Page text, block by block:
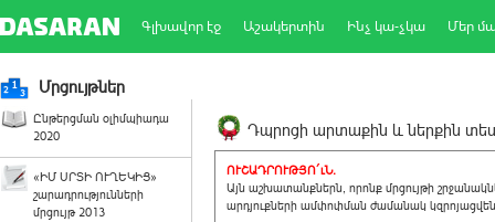
Գլխավոր էջ Աշակերտին Ինչ կա-չկա Մեր
Մրցույթներ
Ընթերցման օլիմպիադա
2020
«ԻՄ ՍՐՏԻ ՈՒՂԵԿԻՑ»
շարադրությունների
մրցույթ 2013
Դպրոցի արտաքին և ներքին
ՈՒՇԱԴՐՈՒԹՅՈ´ւՆ.
Այն աշխատանքներն, որոնք մրցույթի
արդյուքների ամփոփման ժամանակ